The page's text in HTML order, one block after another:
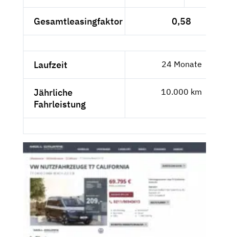
Gesamtleasingfaktor 0,58
Laufzeit 24 Monate
Jährliche
Fahrleistung
10.000 km